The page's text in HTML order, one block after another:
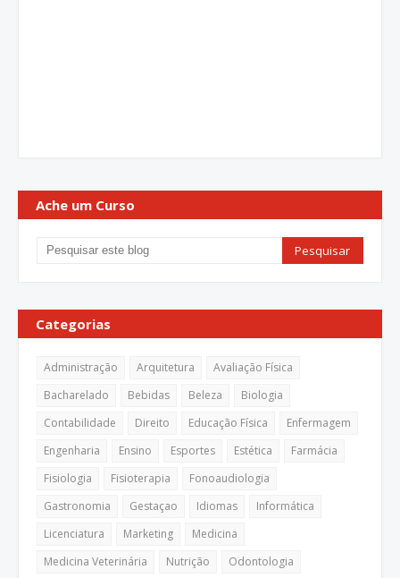
Ache um Curso
Categorias
Administração Arquitetura
Avaliação Física
Bacharelado
Bebidas Beleza
Biologia
Contabilidade
Direito Educação Física
Enfermagem
Engenharia
Ensino Esportes Estética
Farmácia
Fisiologia
Fisioterapia
Fonoaudiologia
Gastronomia
Gestaçao Idiomas
Informática
Licenciatura
Marketing
Medicina
Medicina Veterinária
Nutrição
Odontologia